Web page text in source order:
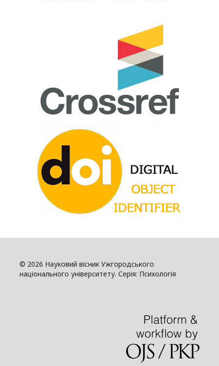
© 2026 Науковий вісник Ужгородського
національного університету. Серія: Психологія